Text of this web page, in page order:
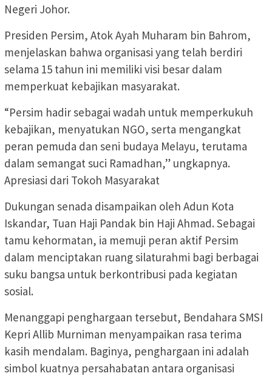
Negeri Johor.
Presiden Persim, Atok Ayah Muharam bin Bahrom,
menjelaskan bahwa organisasi yang telah berdiri
selama 15 tahun ini memiliki visi besar dalam
memperkuat kebajikan masyarakat.
“Persim hadir sebagai wadah untuk memperkukuh
kebajikan, menyatukan NGO, serta mengangkat
peran pemuda dan seni budaya Melayu, terutama
dalam semangat suci Ramadhan,” ungkapnya.
Apresiasi dari Tokoh Masyarakat
Dukungan senada disampaikan oleh Adun Kota
Iskandar, Tuan Haji Pandak bin Haji Ahmad. Sebagai
tamu kehormatan, ia memuji peran aktif Persim
dalam menciptakan ruang silaturahmi bagi berbagai
suku bangsa untuk berkontribusi pada kegiatan
sosial.
Menanggapi penghargaan tersebut, Bendahara SMSI
Kepri Allib Murniman menyampaikan rasa terima
kasih mendalam. Baginya, penghargaan ini adalah
simbol kuatnya persahabatan antara organisasi